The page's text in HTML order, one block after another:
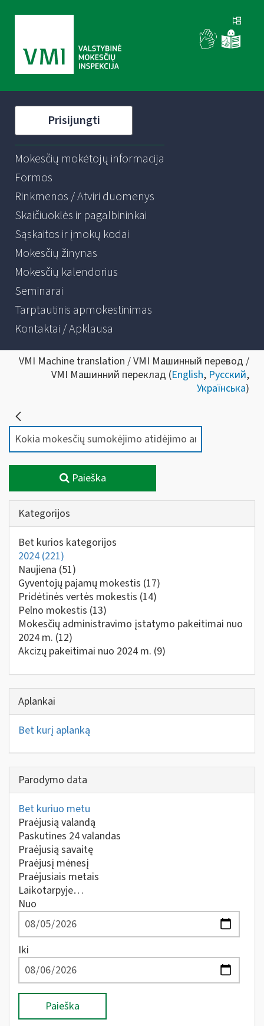
Prisijungti
Mokesčių mokėtojų informacija
Formos
Rinkmenos / Atviri duomenys
Skaičiuoklės ir pagalbininkai
Sąskaitos ir įmokų kodai
Mokesčių žinynas
Mokesčių kalendorius
Seminarai
Tarptautinis apmokestinimas
Kontaktai / Apklausa
VMI Machine translation / VMI Машинный перевод /
VMI Машинний переклад (English, Русский,
Українська)
Paieška
Kategorijos
Bet kurios kategorijos
2024 (221)
Naujiena (51)
Gyventojų pajamų mokestis (17)
Pridėtinės vertės mokestis (14)
Pelno mokestis (13)
Mokesčių administravimo įstatymo pakeitimai nuo
2024 m. (12)
Akcizų pakeitimai nuo 2024 m. (9)
Aplankai
Bet kurį aplanką
Parodymo data
Bet kuriuo metu
Praėjusią valandą
Paskutines 24 valandas
Praėjusią savaitę
Praėjusį mėnesį
Praėjusiais metais
Laikotarpyje…
Nuo
Iki
Paieška